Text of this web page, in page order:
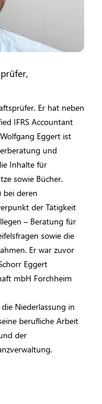
Er hat neben
IFRS Accountant
Eggert ist
und
Inhalte für
sowie Bücher.
bei deren
der Tätigkeit
– Beratung für
sowie die
Er war zuvor
Eggert
mbH Forchheim
Niederlassung in
berufliche Arbeit
der